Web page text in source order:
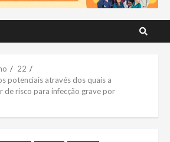
22
potenciais através dos quais a
de risco para infecção grave por